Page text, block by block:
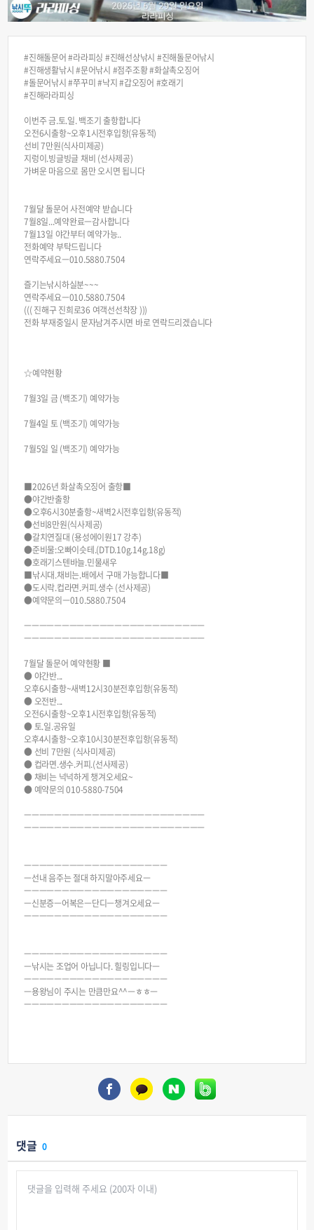
#진해돌문어 #라라피싱 #진해선상낚시 #진해돌문어낚시
#진해생활낚시 #문어낚시 #점주조황 #화살촉오징어
#돌문어낚시 #쭈꾸미 #낙지 #갑오징어 #호래기
#진해라라피싱
이번주 금.토.일. 백조기 출항합니다
오전6시출항~오후1시전후입항(유동적)
선비 7만원(식사미제공)
지렁이.빙글빙글 채비 (선사제공)
가벼운 마음으로 몸만 오시면 됩니다
7월달 돌문어 사전예약 받습니다
7월8일...예약완료ㅡ감사합니다
7월13일 야간부터 예약가능..
전화예약 부탁드립니다
연락주세요ㅡ010.5880.7504
즐기는낚시하실분~~~
연락주세요ㅡ010.5880.7504
((( 진해구 진희로36 여객선선착장 )))
전화 부재중일시 문자남겨주시면 바로 연락드리겠습니다
☆예약현황
7월3일 금 (백조기) 예약가능
7월4일 토 (백조기) 예약가능
7월5일 일 (백조기) 예약가능
■2026년 화살촉오징어 출항■
●야간반출항
●오후6시30분출항~새벽2시전후입항(유동적)
●선비8만원(식사제공)
●갈치연질대 (용성에이원17 강추)
●준비물:오빠이슷테.(DTD.10g.14g.18g)
●호래기스텐바늘.민물새우
■낚시대.채비는.배에서 구매 가능합니다■
●도시락.컵라면.커피.생수 (선사제공)
●예약문의ㅡ010.5880.7504
ㅡㅡㅡㅡㅡㅡㅡㅡㅡㅡㅡㅡㅡㅡㅡㅡㅡㅡㅡㅡㅡㅡㅡㅡ
ㅡㅡㅡㅡㅡㅡㅡㅡㅡㅡㅡㅡㅡㅡㅡㅡㅡㅡㅡㅡㅡㅡㅡㅡ
7월달 돌문어 예약현황 ■
● 야간반...
오후6시출항~새벽12시30분전후입항(유동적)
● 오전반...
오전6시출항~오후1시전후입항(유동적)
● 토.일.공유일
오후4시출항~오후10시30분전후입항(유동적)
● 선비 7만원 (식사미제공)
● 컵라면.생수.커피.(선사제공)
● 채비는 넉넉하게 챙겨오세요~
● 예약문의 010-5880-7504
ㅡㅡㅡㅡㅡㅡㅡㅡㅡㅡㅡㅡㅡㅡㅡㅡㅡㅡㅡㅡㅡㅡㅡㅡ
ㅡㅡㅡㅡㅡㅡㅡㅡㅡㅡㅡㅡㅡㅡㅡㅡㅡㅡㅡㅡㅡㅡㅡㅡ
ㅡㅡㅡㅡㅡㅡㅡㅡㅡㅡㅡㅡㅡㅡㅡㅡㅡㅡㅡ
ㅡ선내 음주는 절대 하지말아주세요ㅡ
ㅡㅡㅡㅡㅡㅡㅡㅡㅡㅡㅡㅡㅡㅡㅡㅡㅡㅡㅡ
ㅡ신분증ㅡ어복은ㅡ단디ㅡ챙겨오세요ㅡ
ㅡㅡㅡㅡㅡㅡㅡㅡㅡㅡㅡㅡㅡㅡㅡㅡㅡㅡㅡ
ㅡㅡㅡㅡㅡㅡㅡㅡㅡㅡㅡㅡㅡㅡㅡㅡㅡㅡㅡ
ㅡ낚시는 조업어 아닙니다. 힐링입니다ㅡ
ㅡㅡㅡㅡㅡㅡㅡㅡㅡㅡㅡㅡㅡㅡㅡㅡㅡㅡㅡ
ㅡ용왕님이 주시는 만큼만요^^ㅡㅎㅎㅡ
ㅡㅡㅡㅡㅡㅡㅡㅡㅡㅡㅡㅡㅡㅡㅡㅡㅡㅡㅡ
댓글 0